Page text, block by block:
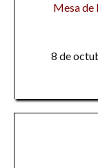
Mesa de
8 de